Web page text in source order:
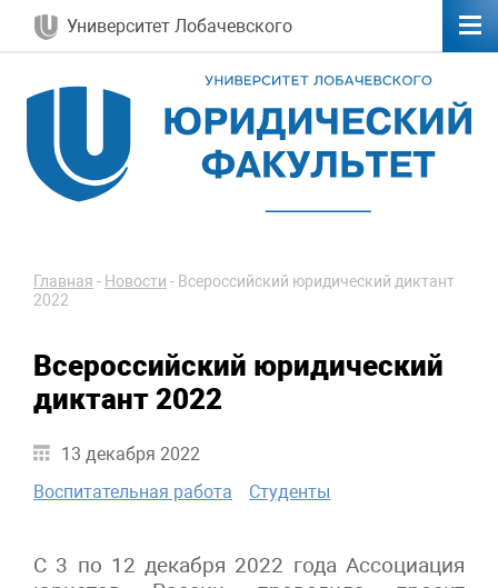
Университет Лобачевского
Главная - Новости - Всероссийский юридический диктант
2022
Всероссийский юридический
диктант 2022
13 декабря 2022
Воспитательная работа
Студенты
С 3 по 12 декабря 2022 года Ассоциация